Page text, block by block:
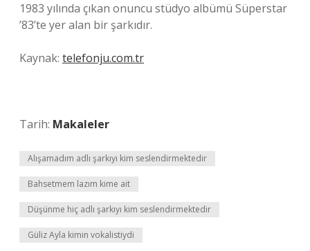
1983 yılında çıkan onuncu stüdyo albümü Süperstar
’83’te yer alan bir şarkıdır.
Kaynak: telefonju.com.tr
Tarih: Makaleler
Alışamadım adlı şarkıyı kim seslendirmektedir
Bahsetmem lazım kime ait
Düşünme hiç adlı şarkıyı kim seslendirmektedir
Güliz Ayla kimin vokalistiydi